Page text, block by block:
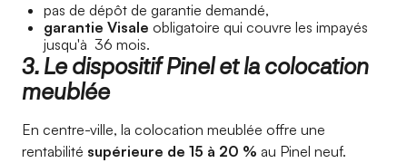
pas de dépôt de garantie demandé,
garantie Visale obligatoire qui couvre les impayés
jusqu'à 36 mois.
3. Le dispositif Pinel et la colocation
meublée
En centre-ville, la colocation meublée offre une
rentabilité supérieure de 15 à 20 % au Pinel neuf.